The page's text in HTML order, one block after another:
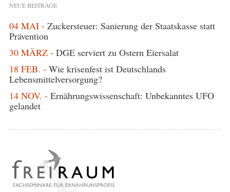
NEUE BEITRÄGE
04 MAI - Zuckersteuer: Sanierung der Staatskasse statt
Prävention
30 MÄRZ - DGE serviert zu Ostern Eiersalat
18 FEB. - Wie krisenfest ist Deutschlands
Lebensmittelversorgung?
14 NOV. - Ernährungswissenschaft: Unbekanntes UFO
gelandet